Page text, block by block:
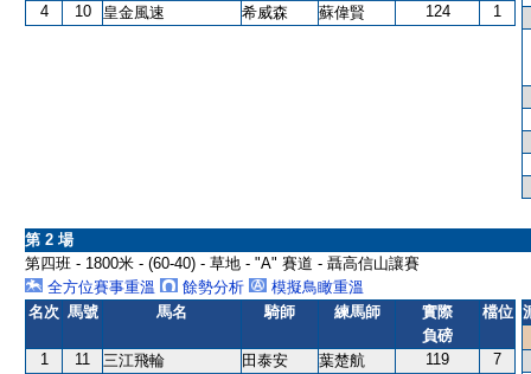
4
10 皇金風速 希威森 蘇偉賢 124 1
第 2 場
第四班 - 1800米 - (60-40) - 草地 - "A" 賽道 - 聶高信山讓賽
全方位賽事重溫
餘勢分析
模擬鳥瞰重溫
名次 馬號 馬名 騎師 練馬師
實際
負磅
檔位
1 11 三江飛輪 田泰安 葉楚航 119
7